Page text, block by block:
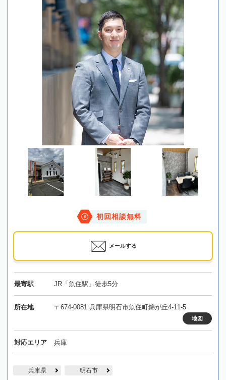
初回相談無料
メールする
最寄駅 JR「魚住駅」徒歩5分
所在地 〒674-0081 兵庫県明石市魚住町錦が丘4-11-5
地図
対応エリア 兵庫
兵庫県 明石市